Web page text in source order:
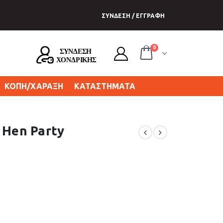
ΣΥΝΔΕΣΗ / ΕΓΓΡΑΦΗ
0
ΚΟΠΗ/ΧΑΡΑΞΗ ΚΑΤΑΣΤΗΜΑΤΑ
Hen Party